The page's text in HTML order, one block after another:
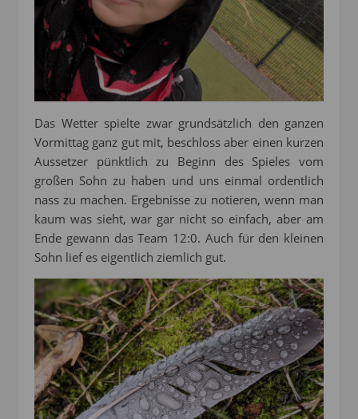
Das Wetter spielte zwar grundsätzlich den ganzen
Vormittag ganz gut mit, beschloss aber einen kurzen
Aussetzer pünktlich zu Beginn des Spieles vom
großen Sohn zu haben und uns einmal ordentlich
nass zu machen. Ergebnisse zu notieren, wenn man
kaum was sieht, war gar nicht so einfach, aber am
Ende gewann das Team 12:0. Auch für den kleinen
Sohn lief es eigentlich ziemlich gut.